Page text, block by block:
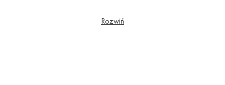
Akademii Muzycznej w Gdańsku i łódzkiej Szkoły Filmowej. Z pasji do muzyki w
Rozwiń